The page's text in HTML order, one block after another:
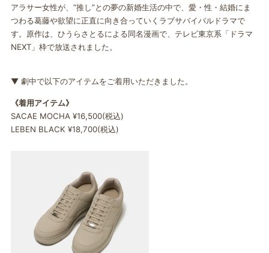
アラサー女性が、“推し”との夢の新婚生活の中で、愛・性・結婚にま
つわる葛藤や欲望に正直に向き合っていくラブサバイバルドラマで
す。原作は、ひうらさとるによる同名漫画で、テレビ東京系「ドラマ
NEXT」枠で放送されました。
▼ 劇中で以下のアイテムをご着用いただきました。
《着用アイテム》
SACAE MOCHA ¥16,500(税込)
LEBEN BLACK ¥18,700(税込)